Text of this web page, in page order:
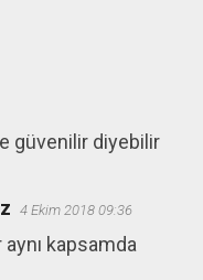
güvenilir diyebilir
4 Ekim 2018 09:36
kapsamda